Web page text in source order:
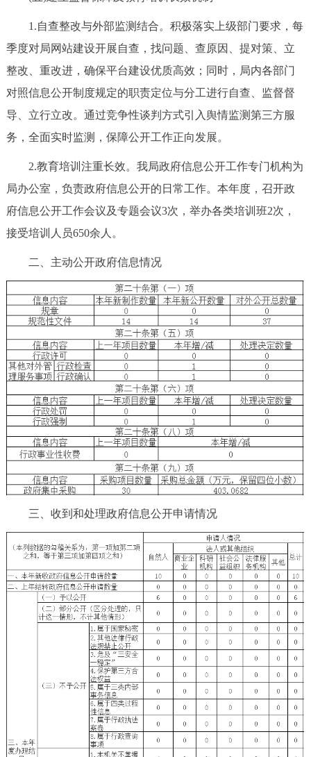
1.自查整改与外部监测结合。积极落实上级部门要求，每
季度对局网站建设开展自查，找问题、查原因、提对策、立
整改、重改进，确保平台建设优质高效；同时，局内各部门
对照信息公开制度规定的职责定位与分工进行自查、监督督
导、立行立改。通过竞争性谈判方式引入舆情监测第三方服
务，全面实时监测，保障公开工作正向发展。
2.教育培训注重长效。我局政府信息公开工作专门机构为
局办公室，负责政府信息公开的日常工作。本年度，召开政
府信息公开工作会议及专题会议3次，举办各类培训班2次，
接受培训人员650余人。
二、主动公开政府信息情况
三、收到和处理政府信息公开申请情况